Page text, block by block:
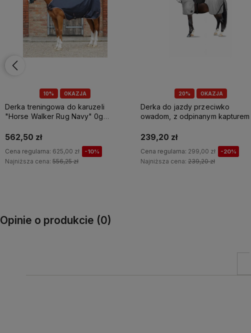
20% OKAZJA
Derka do jazdy przeciwko
owadom, z odpinanym kapturem i
239,20 zł
Cena regularna: 299,00 zł -20%
Najniższa cena:239,20 zł
20% OKAZJA
Derka przeciw owadom do jazdy z
frędzlami "Defender" Horze
231,20 zł
Cena regularna: 289,00 zł -20%
Najniższa cena:231,20 zł
Opinie o produkcie (0)